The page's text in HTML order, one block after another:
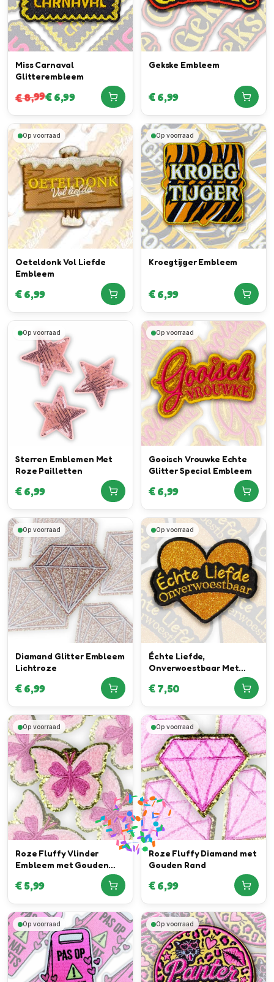
Miss Carnaval
Glitterembleem
€8,99€6,99
Gekske Embleem
€6,99
Op voorraad
Oeteldonk Vol Liefde
Embleem
€6,99
Op voorraad
Kroegtijger Embleem
€6,99
Op voorraad
Sterren Emblemen Met
Roze Pailletten
€6,99
Op voorraad
Gooisch Vrouwke Echte
Glitter Special Embleem
€6,99
Op voorraad
Diamand Glitter Embleem
Lichtroze
€6,99
Op voorraad
Échte Liefde,
Onverwoestbaar Met
Embleem
€7,50
Op voorraad
Roze Fluffy Vlinder
Embleem met Gouden
€5,99
Op voorraad
Roze Fluffy Diamand met
Gouden Rand
€6,99
Op voorraad Op voorraad